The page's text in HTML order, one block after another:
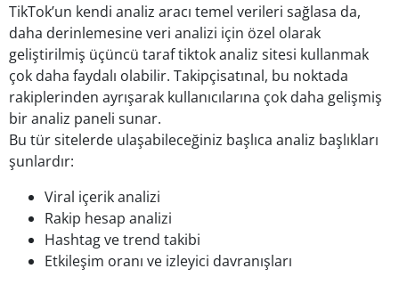
TikTok’un kendi analiz aracı temel verileri sağlasa da,
daha derinlemesine veri analizi için özel olarak
geliştirilmiş üçüncü taraf tiktok analiz sitesi kullanmak
çok daha faydalı olabilir. Takipçisatınal, bu noktada
rakiplerinden ayrışarak kullanıcılarına çok daha gelişmiş
bir analiz paneli sunar.
Bu tür sitelerde ulaşabileceğiniz başlıca analiz başlıkları
şunlardır:
Viral içerik analizi
Rakip hesap analizi
Hashtag ve trend takibi
Etkileşim oranı ve izleyici davranışları